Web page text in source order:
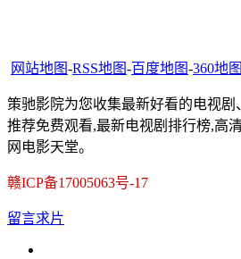
网站地图-RSS地图-百度地图-360地图
策驰影院为您收集最新好看的电视剧
推荐免费观看,最新电视剧排行榜,高
网电影天堂。
赣ICP备17005063号-17
留言求片